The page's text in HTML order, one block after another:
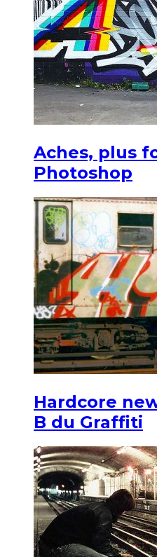
Aches, plus
Photoshop
Hardcore
B du Graffiti